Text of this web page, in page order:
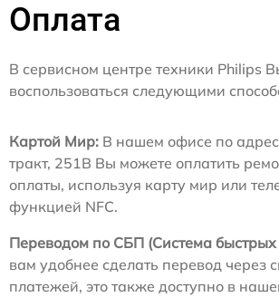
Оплата
В сервисном центре техники Philips
воспользоваться следующими
Картой Мир: В нашем офисе по
тракт, 251В Вы можете оплатить
оплаты, используя карту мир или
функцией NFC.
Переводом по СБП (Система
вам удобнее сделать перевод через
платежей, это также доступно в